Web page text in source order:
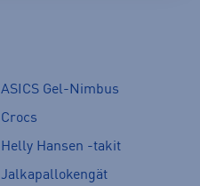
ASICS Gel-Nimbus
Crocs
Helly Hansen -takit
Jalkapallokengät